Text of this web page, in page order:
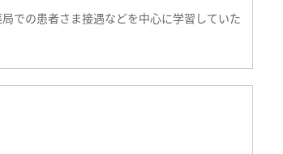
での患者さま接遇などを中心に学習していた